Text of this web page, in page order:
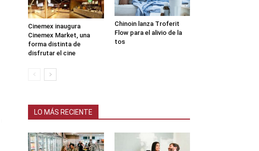
Cinemex inaugura
Cinemex Market, una
forma distinta de
disfrutar el cine
Chinoin lanza Troferit
Flow para el alivio de la
tos
LO MÁS RECIENTE